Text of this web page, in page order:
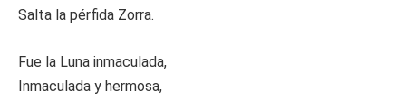
Salta la pérfida Zorra.
Fue la Luna inmaculada,
Inmaculada y hermosa,